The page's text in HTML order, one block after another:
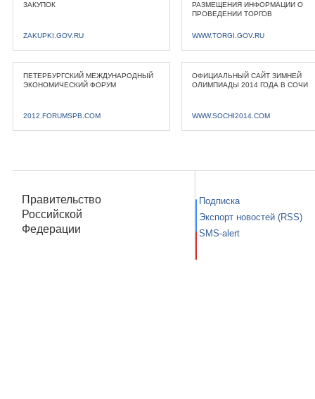
ЗАКУПОК
ZAKUPKI.GOV.RU
РАЗМЕЩЕНИЯ ИНФОРМАЦИИ О
ПРОВЕДЕНИИ ТОРГОВ
WWW.TORGI.GOV.RU
ПЕТЕРБУРГСКИЙ МЕЖДУНАРОДНЫЙ
ЭКОНОМИЧЕСКИЙ ФОРУМ
2012.FORUMSPB.COM
ОФИЦИАЛЬНЫЙ САЙТ ЗИМНЕЙ
ОЛИМПИАДЫ 2014 ГОДА В СОЧИ
WWW.SOCHI2014.COM
Правительство
Российской
Федерации
Подписка
Экспорт новостей (RSS)
SMS-alert